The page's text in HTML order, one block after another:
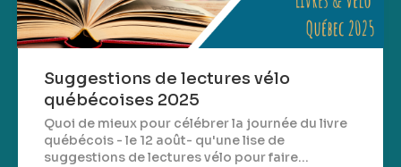
Suggestions de lectures vélo
québécoises 2025
Quoi de mieux pour célébrer la journée du livre
québécois - le 12 août- qu'une lise de
suggestions de lectures vélo pour faire...